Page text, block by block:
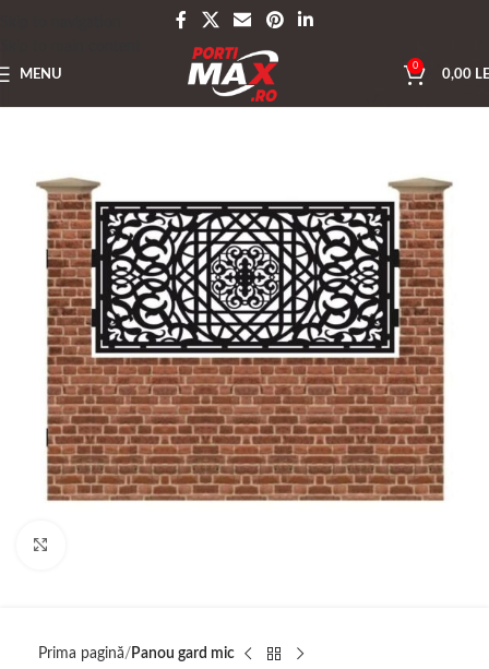
MENU
0
0,00
Prima pagină Panou gard mic